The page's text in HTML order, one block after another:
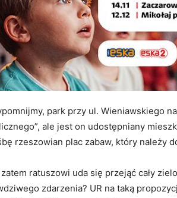
park przy ul. Wieniawskiego
ale jest on udostępniany
rzeszowian plac zabaw, który należy
ratuszowi uda się przejąć cały
zdarzenia? UR na taką